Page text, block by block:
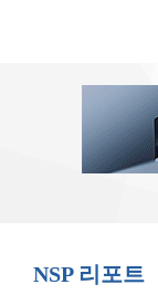
NSP 리포트